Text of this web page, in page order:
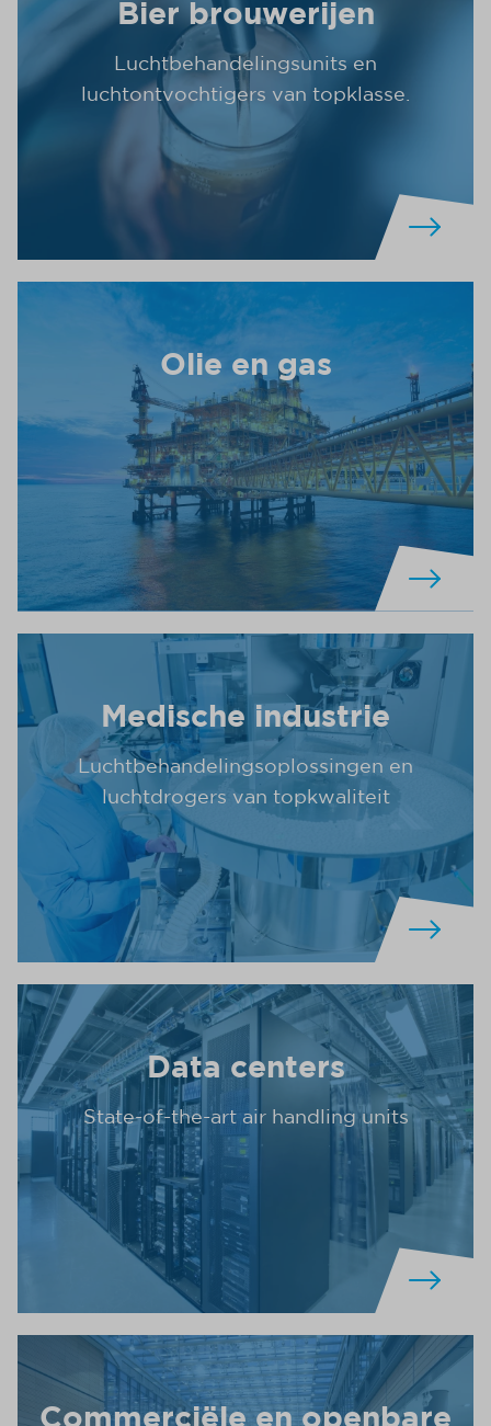
Bier brouwerijen
Luchtbehandelingsunits en
luchtontvochtigers van topklasse.
Olie en gas
Medische industrie
Luchtbehandelingsoplossingen en
luchtdrogers van topkwaliteit
Data centers
State-of-the-art air handling units
Commerciële en openbare